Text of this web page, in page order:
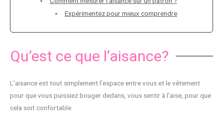
Expérimentez pour mieux comprendre
Qu’est ce que l’aisance?
L’aisance est tout simplement l’espace entre vous et le vêtement
pour que vous puissiez bouger dedans, vous sentir à l’aise, pour que
cela soit confortable.